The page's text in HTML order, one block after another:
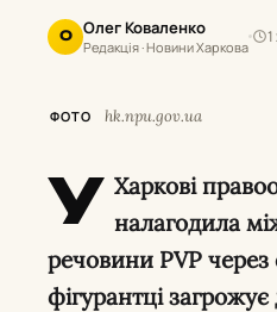
О Олег Коваленко
Редакція · Новини Харкова
ФОТО hk.npu.gov.ua
У Харкові
налагодила
речовини PVP
фігурантці